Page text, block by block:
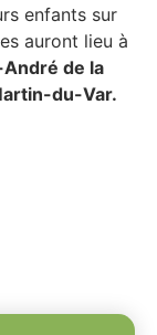
enfants sur
auront lieu à
de la
du-Var.